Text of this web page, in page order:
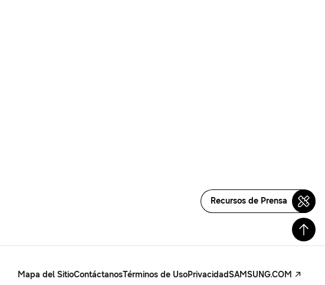
Recursos de Prensa
Mapa del SitioContáctanosTérminos de UsoPrivacidadSAMSUNG.COM